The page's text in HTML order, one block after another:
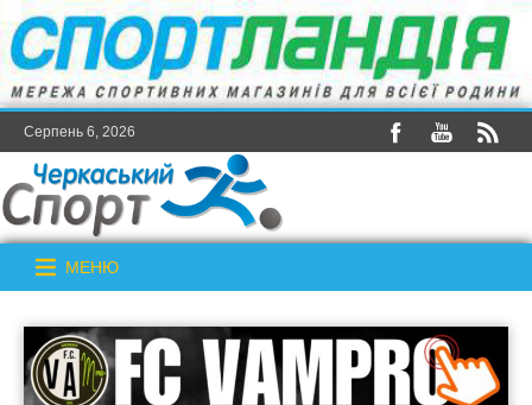
Серпень 6, 2026
МЕНЮ